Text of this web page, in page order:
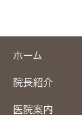
ホーム
院長紹介
医院案内